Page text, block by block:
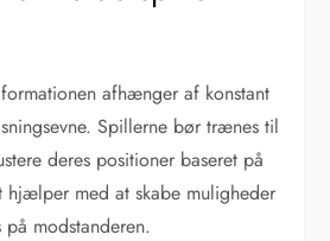
afhænger af konstant
Spillerne bør trænes til
deres positioner baseret på
hjælper med at skabe muligheder
modstanderen.